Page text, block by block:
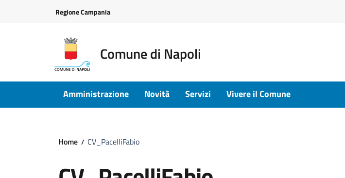
Regione Campania
Comune di Napoli
Amministrazione Novità Servizi Vivere il Comune
Home CV_PacelliFabio